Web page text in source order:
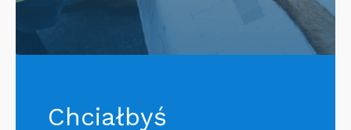
Chciałbyś